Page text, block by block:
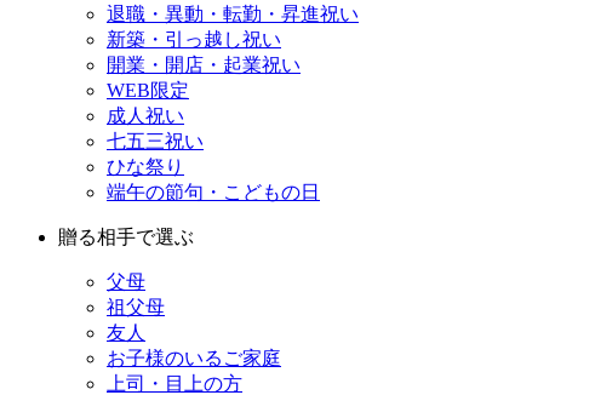
退職・異動・転勤・昇進祝い
新築・引っ越し祝い
開業・開店・起業祝い
WEB限定
成人祝い
七五三祝い
ひな祭り
端午の節句・こどもの日
贈る相手で選ぶ
父母
祖父母
友人
お子様のいるご家庭
上司・目上の方